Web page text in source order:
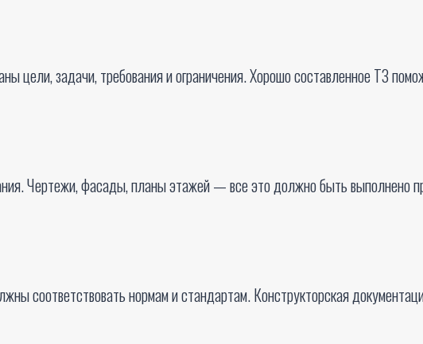
цели, задачи, требования и ограничения. Хорошо составленное ТЗ
Чертежи, фасады, планы этажей — все это должно быть выполнено
соответствовать нормам и стандартам. Конструкторская